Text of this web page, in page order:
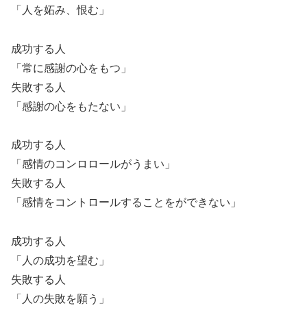
「人を妬み、恨む」
成功する人
「常に感謝の心をもつ」
失敗する人
「感謝の心をもたない」
成功する人
「感情のコンロロールがうまい」
失敗する人
「感情をコントロールすることをができない」
成功する人
「人の成功を望む」
失敗する人
「人の失敗を願う」